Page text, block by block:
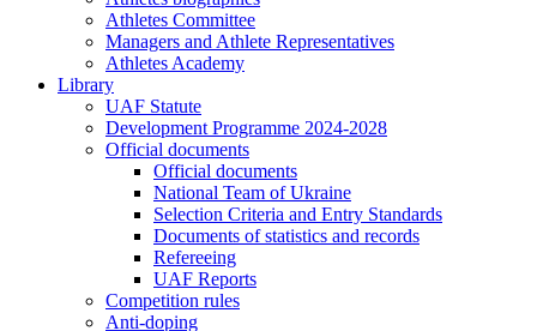
Athletes Committee
Managers and Athlete Representatives
Athletes Academy
Library
UAF Statute
Development Programme 2024-2028
Official documents
Official documents
National Team of Ukraine
Selection Criteria and Entry Standards
Documents of statistics and records
Refereeing
UAF Reports
Competition rules
Anti-doping